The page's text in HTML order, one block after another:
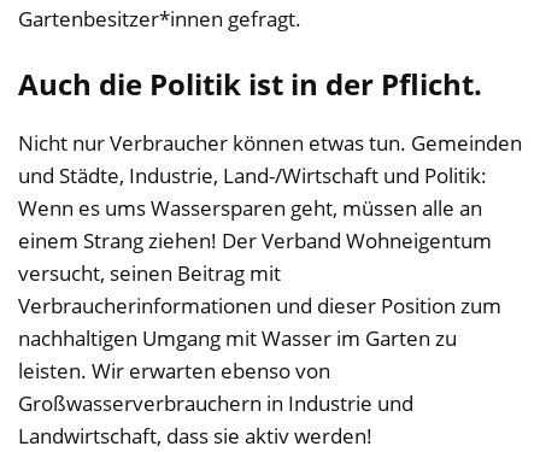
Gartenbesitzer*innen gefragt.
Auch die Politik ist in der Pflicht.
Nicht nur Verbraucher können etwas tun. Gemeinden
und Städte, Industrie, Land-/Wirtschaft und Politik:
Wenn es ums Wassersparen geht, müssen alle an
einem Strang ziehen! Der Verband Wohneigentum
versucht, seinen Beitrag mit
Verbraucherinformationen und dieser Position zum
nachhaltigen Umgang mit Wasser im Garten zu
leisten. Wir erwarten ebenso von
Großwasserverbrauchern in Industrie und
Landwirtschaft, dass sie aktiv werden!